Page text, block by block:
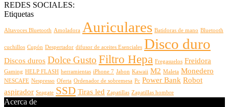
REDES SOCIALES:
Etiquetas
Altavoces Bluetooth Amoladora Auriculares Batidoras de mano Bluetooth
cuchillos Cupón Despertador difusor de aceites Esenciales Disco duro
Discos duros Dolce Gusto Filtro Hepa Fregasuelos Freidora
Gaming HELP FLASH herramientas iPhone 7 Jabon Kawaii M2 Maleta Monedero
NESCAFE Nespresso Oferta Ordenador de sobremesa Pc Power Bank Robot
aspirador Seagate SSD Tiras led Zapatillas Zapatillas hombre
Acerca de